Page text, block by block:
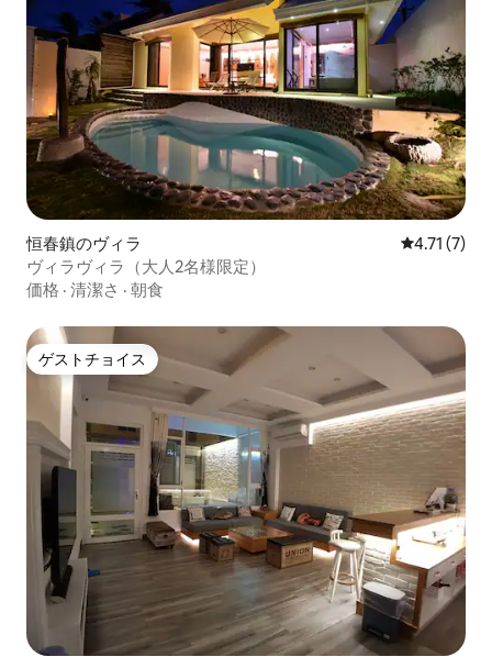
恒春鎮のヴィラ レビュー7
4.71 (7)
ヴィラヴィラ（大人2名様限定）
価格 · 清潔さ · 朝食
ゲストチョイス
ゲストチョイス